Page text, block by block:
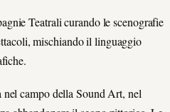
Teatrali curando le scenografie
mischiando il linguaggio
campo della Sound Art, nel